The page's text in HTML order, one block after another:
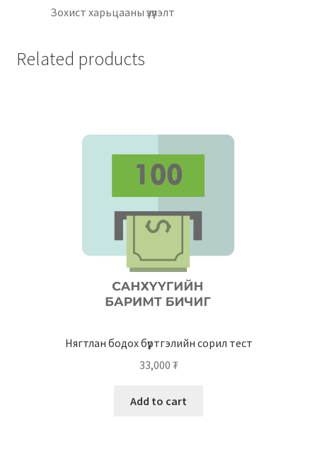
Зохист харьцааны үзүүлэлт
Related products
Нягтлан бодох бүртгэлийн сорил тест
33,000 ₮
Add to cart